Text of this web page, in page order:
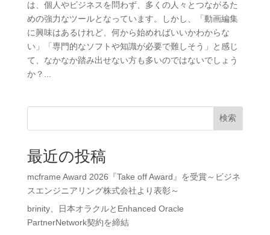
は、個人やビジネスを問わず、多くの人々とつながるた
めの強力なツールとなっています。しかし、「動画編集
に興味はあるけれど、何から始めればいいかわからな
い」「専門的なソフトや知識が必要で難しそう」と感じ
て、なかなか踏み出せない方も多いのではないでしょう
か？...
検索
最近の投稿
mcframe Award 2026『Take off Award』を受賞～ビジネ
スエンジニアリング株式会社より表彰～
brinity、日本オラクルとEnhanced Oracle
PartnerNetwork契約を締結